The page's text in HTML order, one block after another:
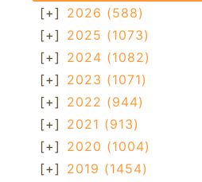
[+] 2026 (588)
[+] 2025 (1073)
[+] 2024 (1082)
[+] 2023 (1071)
[+] 2022 (944)
[+] 2021 (913)
[+] 2020 (1004)
[+] 2019 (1454)